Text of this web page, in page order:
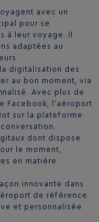
avec un
pour se
à leur voyage. Il
adaptées au
digitalisation des
au bon moment, via
Avec plus de
Facebook, l’aéroport
sur la plateforme
dont dispose
le moment,
en matière
innovante dans
de référence
et personnalisée